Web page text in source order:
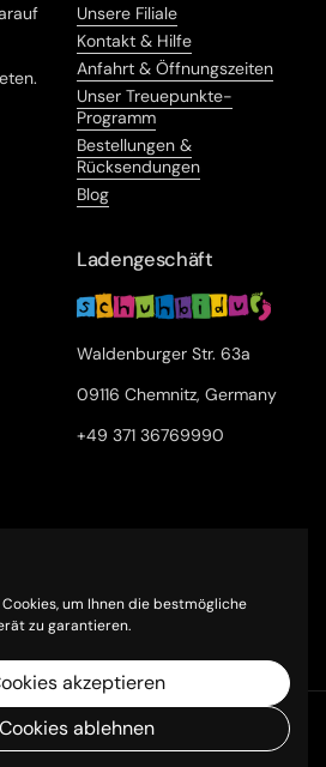
Unsere Filiale
Kontakt & Hilfe
Anfahrt & Öffnungszeiten
Unser Treuepunkte-
Programm
Bestellungen &
Rücksendungen
Blog
Ladengeschäft
Waldenburger Str. 63a
09116 Chemnitz, Germany
+49 371 36769990
.Powered by Shopify
um Ihnen die bestmögliche
zu garantieren.
akzeptieren
ablehnen